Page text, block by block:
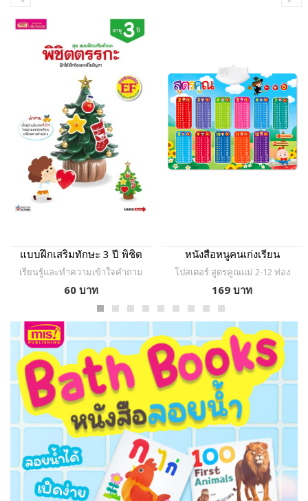
แบบฝึกเสริมทักษะ 3 ปี พิชิต
ตรรกะ
เรียนรู้และทำความเข้าใจคำถาม
ฝึกคิดและแก้ไขปัญหาให้สำเร็จ
ลุล่วง
60 บาท
หนังสือหนูคนเก่งเรียน
คณิตศาสตร์ + สมุดระบายสี
พร้อมโปสเตอร์พูดได้ สูตรคูณ
แม่ 2-12 โปสเตอร์กดแล้วมี
เสียง
โปสเตอร์ สูตรคูณแม่ 2-12 ท่อง
สนุก พลาสติกเกรด A พรีเมี่ยม
ทนทาน ไม่ขาด ตัวอักษรใหญ่
ชัดเจน ภาพการ์ตูนน่ารัก กดปุ่มฟัง
เสียงอ่าน กดเพิ่ม-ลดเสียงได้
169 บาท